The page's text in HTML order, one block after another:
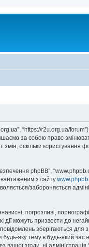
“https://r2u.org.ua/
за собою право
оскільки
phpBB”,
з сайту
забороняється
погрозливі,
можуть призвести до
зберігаються для
яку тему в будь-який
згоди, ні